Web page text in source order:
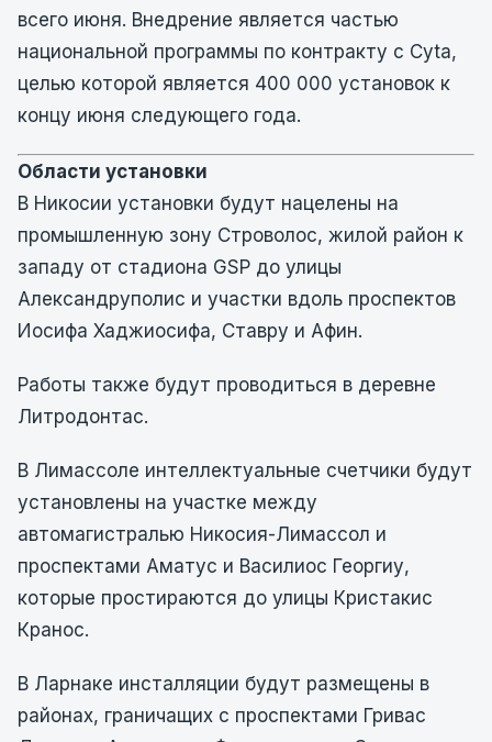
всего июня. Внедрение является частью
национальной программы по контракту с Cyta,
целью которой является 400 000 установок к
концу июня следующего года.
Области установки
В Никосии установки будут нацелены на
промышленную зону Строволос, жилой район к
западу от стадиона GSP до улицы
Александруполис и участки вдоль проспектов
Иосифа Хаджиосифа, Ставру и Афин.
Работы также будут проводиться в деревне
Литродонтас.
В Лимассоле интеллектуальные счетчики будут
установлены на участке между
автомагистралью Никосия-Лимассол и
проспектами Аматус и Василиос Георгиу,
которые простираются до улицы Кристакис
Кранос.
В Ларнаке инсталляции будут размещены в
районах, граничащих с проспектами Гривас